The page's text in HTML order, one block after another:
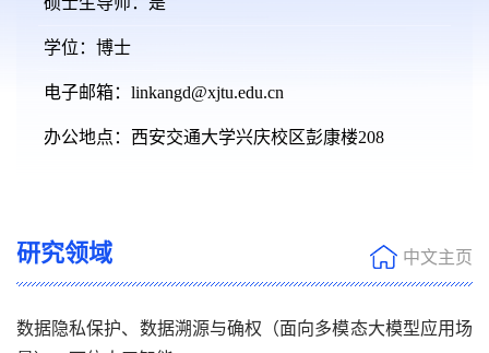
学位：博士
电子邮箱： linkangd@xjtu.edu.cn
办公地点：西安交通大学兴庆校区彭康楼208
研究领域 中文主页
数据隐私保护、数据溯源与确权（面向多模态大模型应用场